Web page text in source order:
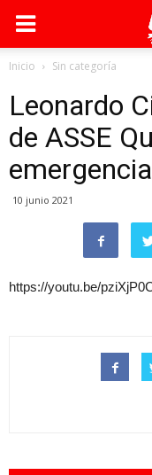
Inicio Sin categoría
Leonardo
de ASSE
10 junio 2021
https://youtu.be/